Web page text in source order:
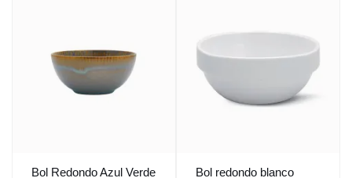
Bol Redondo Azul Verde
Bol redondo blanco